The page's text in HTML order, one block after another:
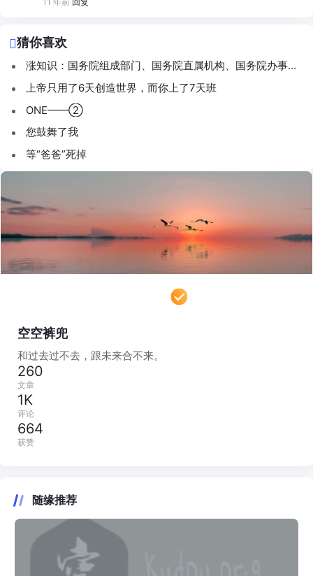
猜你喜欢
涨知识：国务院组成部门、国务院直属机构、国务院办事机
上帝只用了6天创造世界，而你上了7天班
ONE——②
您鼓舞了我
等“爸爸”死掉
空空裤兜
和过去过不去，跟未来合不来。
260
文章
1K
评论
664
获赞
随缘推荐